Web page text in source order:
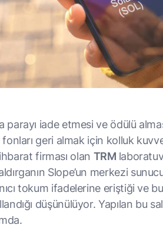
parayı iade etmesi ve ödülü
fonları geri almak için kolluk
firması olan TRM
Slope’un merkezi
tokum ifadelerine eriştiği ve
düşünülüyor. Yapılan bu